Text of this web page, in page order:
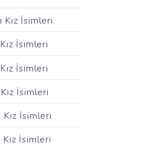
İsimleri
İsimleri
İsimleri
İsimleri
İsimleri
İsimleri